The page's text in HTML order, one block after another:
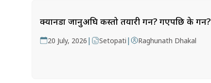
क्यानडा जानुअघि कस्तो तयारी गर्ने? गएपछि के गर्ने?
20 July, 2026 | Setopati | Raghunath Dhakal